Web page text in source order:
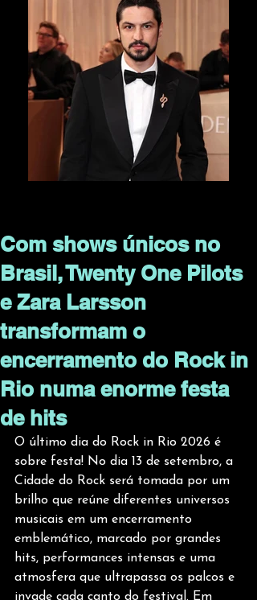
Com shows únicos no
Brasil, Twenty One Pilots
e Zara Larsson
transformam o
encerramento do Rock in
Rio numa enorme festa
de hits
O último dia do Rock in Rio 2026 é
sobre festa! No dia 13 de setembro, a
Cidade do Rock será tomada por um
brilho que reúne diferentes universos
musicais em um encerramento
emblemático, marcado por grandes
hits, performances intensas e uma
atmosfera que ultrapassa os palcos e
invade cada canto do festival. Em